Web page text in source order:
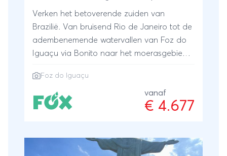
Verken het betoverende zuiden van
Brazilië. Van bruisend Rio de Janeiro tot de
adembenemende watervallen van Foz do
Iguaçu via Bonito naar het moerasgebied
comfortabele fazenda. Sluit jouw reis af op
het strand van het tropische eiland Ilha
Grande. Een reis vol swingende momenten,
Foz do Iguaçu
vanaf
€ 4.677